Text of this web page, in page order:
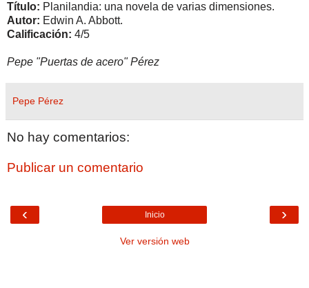
Título: Planilandia: una novela de varias dimensiones.
Autor: Edwin A. Abbott.
Calificación: 4/5
Pepe "Puertas de acero" Pérez
Pepe Pérez
No hay comentarios:
Publicar un comentario
‹ ›
Inicio
Ver versión web